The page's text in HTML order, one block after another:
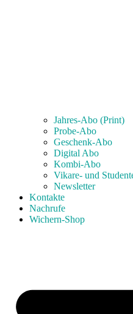
Jahres-Abo (Print)
Probe-Abo
Geschenk-Abo
Digital Abo
Kombi-Abo
Vikare- und
Newsletter
Kontakte
Nachrufe
Wichern-Shop